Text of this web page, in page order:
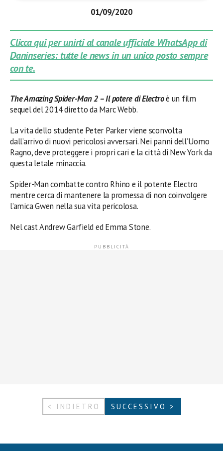
01/09/2020
Clicca qui per unirti al canale ufficiale WhatsApp di
Daninseries: tutte le news in un unico posto sempre
con te.
The Amazing Spider-Man 2 – Il potere di Electroè un film
sequel del 2014 diretto da Marc Webb.
La vita dello studente Peter Parker viene sconvolta
dall’arrivo di nuovi pericolosi avversari. Nei panni dell’Uomo
Ragno, deve proteggere i propri cari e la città di New York da
questa letale minaccia.
Spider-Man combatte contro Rhino e il potente Electro
mentre cerca di mantenere la promessa di non coinvolgere
l’amica Gwen nella sua vita pericolosa.
Nel cast Andrew Garfield ed Emma Stone.
< INDIETRO SUCCESSIVO >